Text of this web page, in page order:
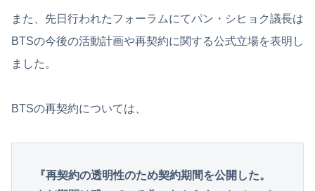
また、先日行われたフォーラムにてパン・シヒョク議長は
BTSの今後の活動計画や再契約に関する公式立場を表明し
ました。
BTSの再契約については、
『再契約の透明性のため契約期間を公開した。